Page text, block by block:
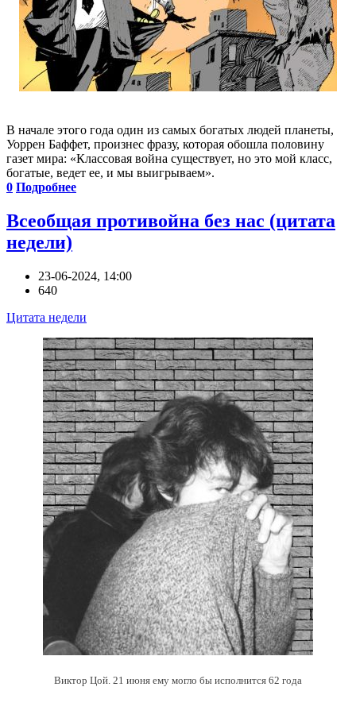
В начале этого года один из самых богатых людей планеты,
Уоррен Баффет, произнес фразу, которая обошла половину
газет мира: «Классовая война существует, но это мой класс,
богатые, ведет ее, и мы выигрываем».
0 Подробнее
Всеобщая противойна без нас (цитата
недели)
23-06-2024, 14:00
640
Цитата недели
Виктор Цой. 21 июня ему могло бы исполнится 62 года